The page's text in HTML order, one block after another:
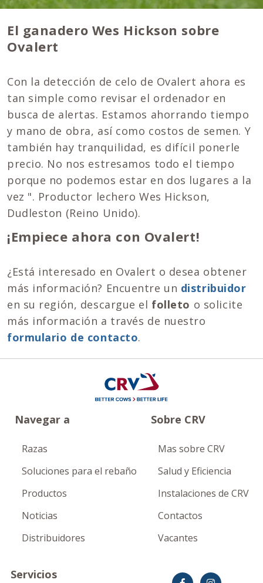
El ganadero Wes Hickson sobre
Ovalert
Con la detección de celo de Ovalert ahora es
tan simple como revisar el ordenador en
busca de alertas. Estamos ahorrando tiempo
y mano de obra, así como costos de semen. Y
también hay tranquilidad, es difícil ponerle
precio. No nos estresamos todo el tiempo
porque no podemos estar en dos lugares a la
vez ". Productor lechero Wes Hickson,
Dudleston (Reino Unido).
¡Empiece ahora con Ovalert!
¿Está interesado en Ovalert o desea obtener
más información? Encuentre un distribuidor
en su región, descargue el folleto o solicite
más información a través de nuestro
formulario de contacto.
Navegar a
Razas
Soluciones para el rebaño
Productos
Noticias
Distribuidores
Sobre CRV
Mas sobre CRV
Salud y Eficiencia
Instalaciones de CRV
Contactos
Vacantes
Servicios